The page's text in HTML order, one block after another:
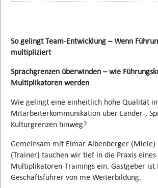
So gelingt Team-Entwicklung – Wenn
multipliziert
Sprachgrenzen überwinden – wie
Multiplikatoren werden
Wie gelingt eine einheitlich hohe Qualität in
Mitarbeiterkommunikation über Länder-,
Kulturgrenzen hinweg?
Gemeinsam mit Elmar Albenberger (Miele)
(Trainer) tauchen wir tief in die Praxis
Multiplikatoren-Trainings ein. Gastgeber ist
Geschäftsführer von me Weiterbildung.